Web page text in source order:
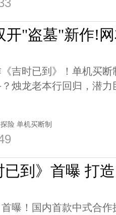
开"盗墓"新作!
《吉时已到》！单机买
烛龙老本行回归，潜
险 单机买断制
已到》首曝 打
曝！国内首款中式合